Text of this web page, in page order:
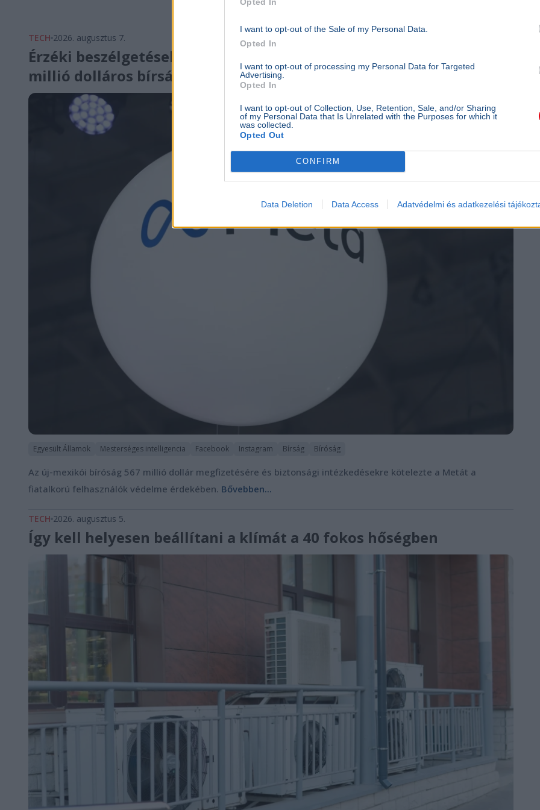
I want to opt-out of the Sale of my Personal Data.
Opted In
I want to opt-out of processing my Personal Data for Targeted
Advertising.
Opted In
I want to opt-out of Collection, Use, Retention, Sale, and/or Sharing
of my Personal Data that Is Unrelated with the Purposes for which it
was collected.
Opted Out
CONFIRM
Data Deletion Data Access Adatvédelmi és adatkezelési
TECH 2026. augusztus 7.
Érzéki beszélgetésekbe vonta a gyerekeket a Meta chatbotja - 567
millió dolláros bírságot kap
Egyesült Államok Mesterséges intelligencia Facebook Instagram Bírság Bíróság
Az új-mexikói bíróság 567 millió dollár megfizetésére és biztonsági intézkedésekre kötelezte a Metát a
fiatalkorú felhasználók védelme érdekében. Bővebben...
TECH 2026. augusztus 5.
Így kell helyesen beállítani a klímát a 40 fokos hőségben